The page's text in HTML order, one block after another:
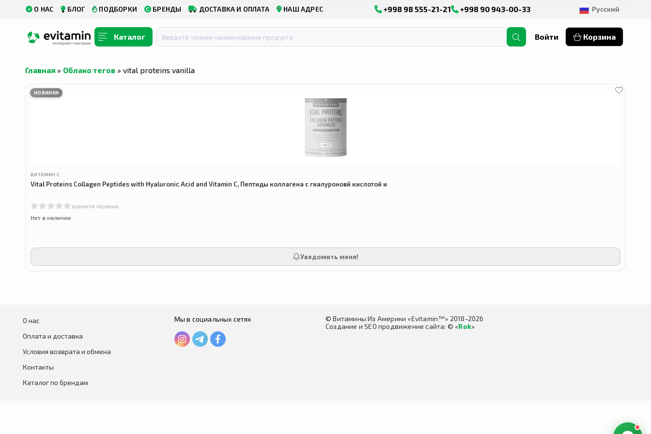
О НАС БЛОГ ПОДБОРКИ БРЕНДЫ ДОСТАВКА И ОПЛАТА НАШ АДРЕС +998 98 555-21-21 +998 90 943-00-33 Русский
Каталог Войти Корзина
Главная » Облако тегов » vital proteins vanilla
НОВИНКА
ВИТАМИН С
Vital Proteins Collagen Peptides with Hyaluronic Acid and Vitamin C, Пептиды коллагена с гиалуроновй кислотой и
оцените первым
Нет в наличии
Уведомить меня!
О нас
Оплата и доставка
Условия возврата и обмена
Контакты
Каталог по брендам
Мы в социальных сетях
© Витамины Из Америки «Evitamin™» 2018-2026
Создание и SEO продвижение сайта: © «Rok»